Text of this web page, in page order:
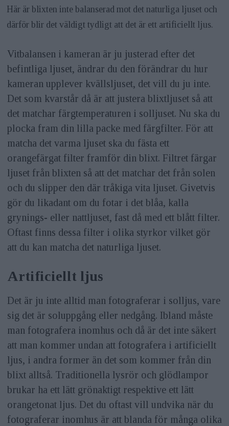
Här är blixten inte balanserad mot det naturliga ljuset och
därför blir det väldigt tydligt att det är ett artificiellt ljus.
Vitbalansen i kameran är ju justerad efter det
befintliga ljuset, ändrar du den förändrar du hur
kameran upplever kvällsljuset, det vill du ju inte.
Det som kvarstår då är att justera blixtljuset så att
det matchar färgtemperaturen i solljuset. Nu ska du
plocka fram din lilla packe med färgfilter. För att
matcha det varma ljuset ska du fästa ett
orangefärgat filter framför din blixt. Filtret färgar
ljuset från blixten så att det matchar det från solen
och du slipper den där tråkiga vita ljuset. Givetvis
gör du likadant om du fotar i det blåa, kalla
grynings- eller nattljuset, fast då med ett blått filter.
Oftast finns dessa filter i olika styrkor vilket gör
att du kan matcha det naturliga ljuset.
Artificiellt ljus
Det är ju inte alltid man fotograferar i solljus, vare
sig det är soluppgång eller nedgång. Ibland måste
man fotografera inomhus och då är det inte säkert
att man kommer undan att fotografera i artificiellt
ljus, i andra former än det som kommer från din
blixt alltså. Traditionella lysrör och glödlampor
brukar ha ett lätt grönaktigt respektive ett lätt
orangetonat ljus. Det du oftast vill undvika när du
fotograferar inomhus är att blanda för många olika